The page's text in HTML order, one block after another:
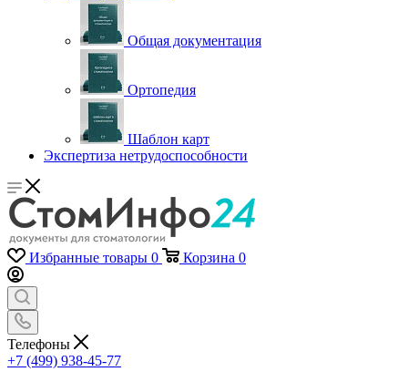
Общая документация
Ортопедия
Шаблон карт
Экспертиза нетрудоспособности
Избранные товары 0 Корзина 0
Телефоны
+7 (499) 938-45-77